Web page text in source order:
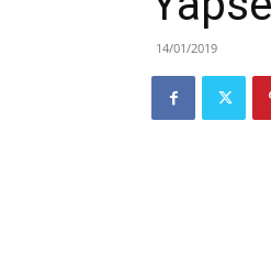
14/01/2019